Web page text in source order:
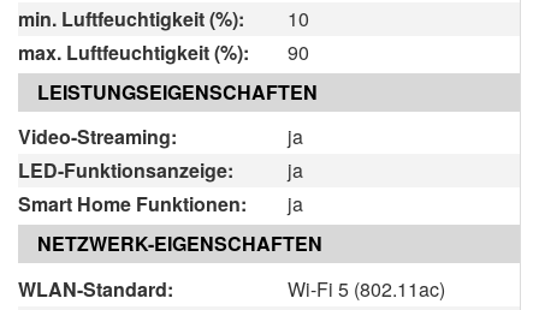
min. Luftfeuchtigkeit (%):
10
max. Luftfeuchtigkeit (%):
90
LEISTUNGSEIGENSCHAFTEN
Video-Streaming:
ja
LED-Funktionsanzeige:
ja
Smart Home Funktionen:
ja
NETZWERK-EIGENSCHAFTEN
WLAN-Standard:
Wi-Fi 5 (802.11ac)